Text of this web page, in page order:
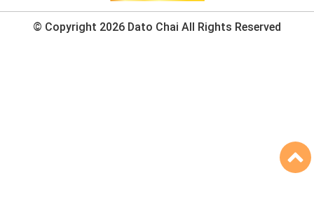
© Copyright 2026 Dato Chai All Rights Reserved